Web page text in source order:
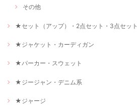
その他
★セット（アップ）・2点セット・3点セット
★ジャケット・カーディガン
★パーカー・スウェット
★ジージャン・デニム系
★ジャージ